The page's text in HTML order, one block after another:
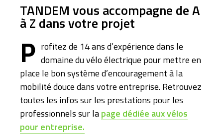
TANDEM vous accompagne de A
à Z dans votre projet
P rofitez de 14 ans d’expérience dans le
domaine du vélo électrique pour mettre en
place le bon système d’encouragement à la
mobilité douce dans votre entreprise. Retrouvez
toutes les infos sur les prestations pour les
professionnels sur lapage dédiée aux vélos
pour entreprise.